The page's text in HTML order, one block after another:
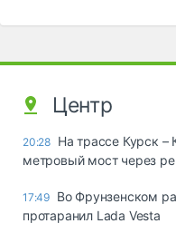
Центр
20:28 На трассе Курск –
метровый мост через
17:49 Во Фрунзенском
протаранил Lada Vesta